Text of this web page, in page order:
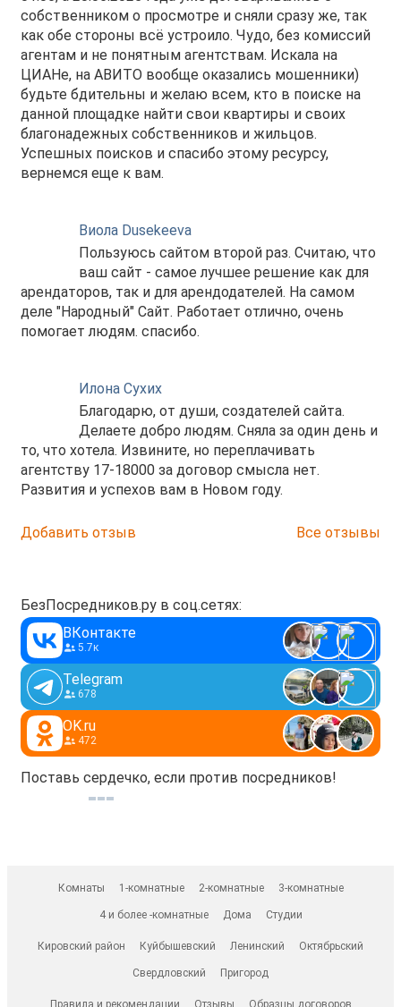
собственником о просмотре и сняли сразу же, так
как обе стороны всё устроило. Чудо, без комиссий
агентам и не понятным агентствам. Искала на
ЦИАНе, на АВИТО вообще оказались мошенники)
будьте бдительны и желаю всем, кто в поиске на
данной площадке найти свои квартиры и своих
благонадежных собственников и жильцов.
Успешных поисков и спасибо этому ресурсу,
вернемся еще к вам.
Виола Dusekeeva
Пользуюсь сайтом второй раз. Считаю, что
ваш сайт - самое лучшее решение как для
арендаторов, так и для арендодателей. На самом
деле "Народный" Сайт. Работает отлично, очень
помогает людям. спасибо.
Илона Сухих
Благодарю, от души, создателей сайта.
Делаете добро людям. Сняла за один день и
то, что хотела. Извините, но переплачивать
агентству 17-18000 за договор смысла нет.
Развития и успехов вам в Новом году.
Добавить отзыв Все отзывы
БезПосредников.ру в соц.сетях:
ВКонтакте
5.7к
Telegram
678
OK.ru
472
Поставь сердечко, если против посредников!
Комнаты 1-комнатные 2-комнатные 3-комнатные
4 и более -комнатные Дома Студии
Кировский район Куйбышевский Ленинский Октябрьский
Свердловский Пригород
Правила и рекомендации Отзывы Образцы договоров